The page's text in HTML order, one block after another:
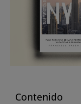
Contenido